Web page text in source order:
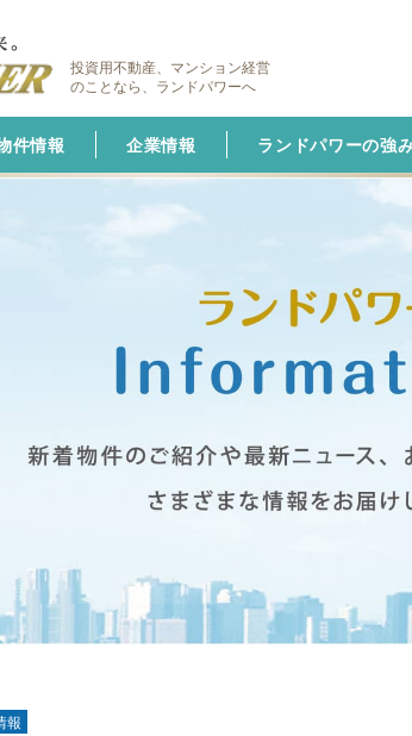
投資用不動産、マンション経営
のことなら、ランドパワーへ
件情報 企業情報 ランドパワーの強
報